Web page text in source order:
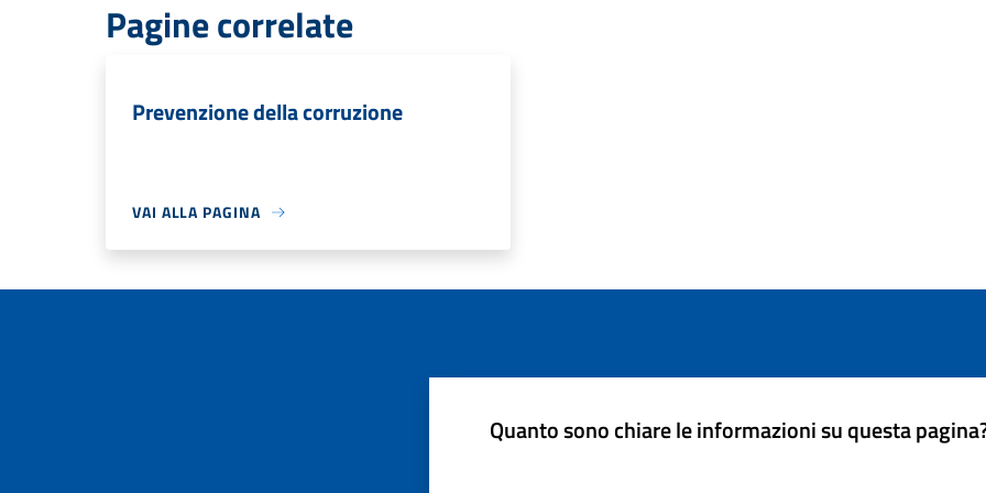
Pagine correlate
Prevenzione della corruzione
VAI ALLA PAGINA
Quanto sono chiare le informazioni su questa